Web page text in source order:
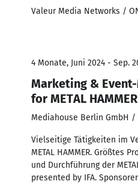
Valeur Media Networks /
4 Monate, Juni 2024 - Sep.
Marketing &
for METAL HAMMER
Mediahouse Berlin GmbH /
Vielseitige Tätigkeiten im
METAL HAMMER. Größtes
und Durchführung der
presented by IFA.